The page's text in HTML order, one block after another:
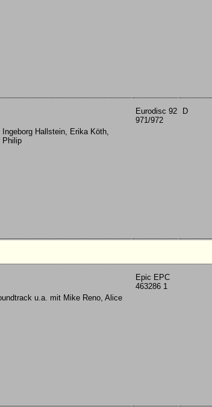
Hallstein, Erika Köth,
Philip
Eurodisc 92
971/972
D
u.a. mit Mike Reno, Alice
Epic EPC
463286 1